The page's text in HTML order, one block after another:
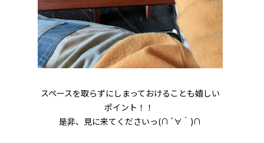
スペースを取らずにしまっておけることも嬉しい
ポイント！！
是非、見に来てくださいっ(∩´∀｀)∩